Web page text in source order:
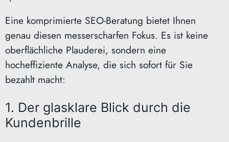
Eine komprimierte SEO-Beratung bietet Ihnen
genau diesen messerscharfen Fokus. Es ist keine
oberflächliche Plauderei, sondern eine
hocheffiziente Analyse, die sich sofort für Sie
bezahlt macht:
1. Der glasklare Blick durch die
Kundenbrille